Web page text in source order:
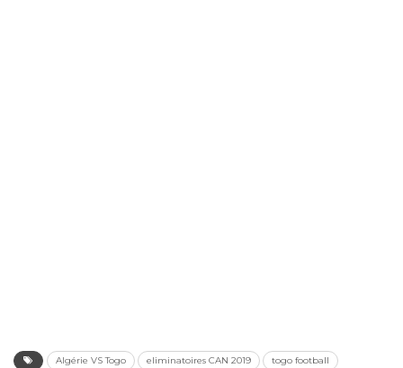
Algérie VS Togo eliminatoires CAN 2019 togo football